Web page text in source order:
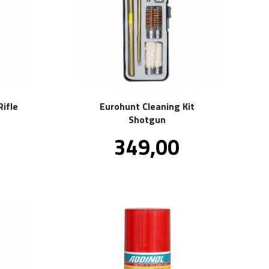
Eurohunt Cleaning Kit
Shotgun
Pris
349,00